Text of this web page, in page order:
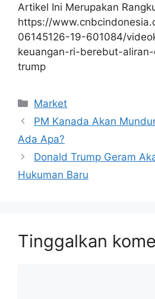
Artikel Ini Merupakan
https://
06145126-19-601084/
keuangan-ri-berebut-
trump
Kategori
Market
PM Kanada Akan
Ada Apa?
Donald Trump Geram
Hukuman Baru
Tinggalkan